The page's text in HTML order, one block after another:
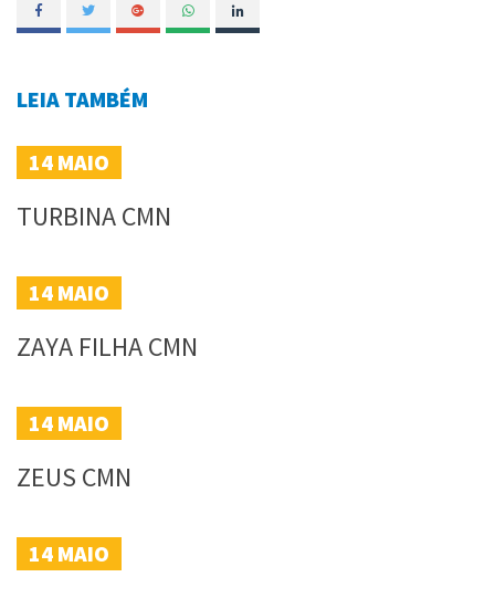
LEIA TAMBÉM
14 MAIO
TURBINA CMN
14 MAIO
ZAYA FILHA CMN
14 MAIO
ZEUS CMN
14 MAIO